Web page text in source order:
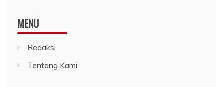
MENU
Redaksi
Tentang Kami